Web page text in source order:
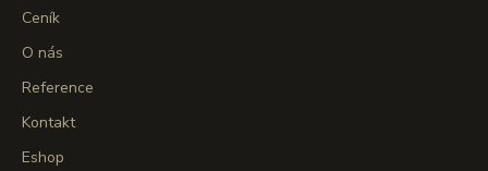
Ceník
O nás
Reference
Kontakt
Eshop